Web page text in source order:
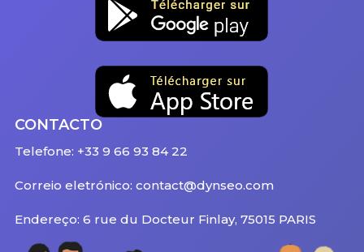
CONTACTO
Telefone: +33 9 66 93 84 22
Correio eletrónico: contact@dynseo.com
Endereço: 6 rue du Docteur Finlay, 75015 PARIS